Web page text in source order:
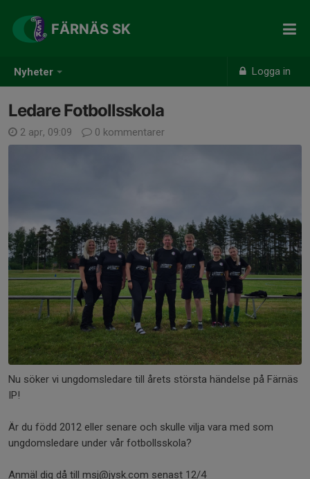
Nyheter Logga in
FÄRNÄS SK
Ledare Fotbollsskola
2 apr, 09:09 0 kommentarer
Nu söker vi ungdomsledare till årets största händelse på Färnäs
IP!
Är du född 2012 eller senare och skulle vilja vara med som
ungdomsledare under vår fotbollsskola?
Anmäl dig då till msj@jysk.com senast 12/4